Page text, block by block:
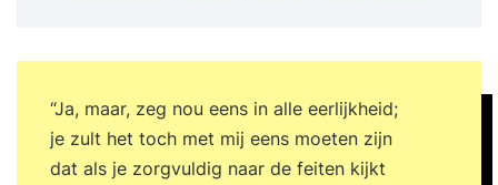
“Ja, maar, zeg nou eens in alle eerlijkheid;
je zult het toch met mij eens moeten zijn
dat als je zorgvuldig naar de feiten kijkt